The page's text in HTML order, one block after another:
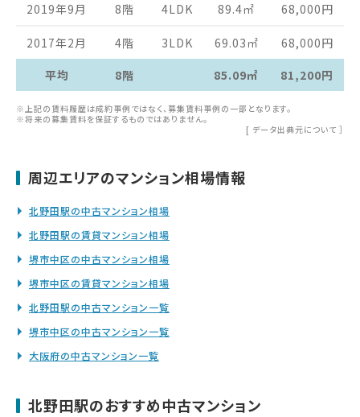
2019年9月 8階 4LDK 89.4㎡ 68,000円
2017年2月 4階 3LDK 69.03 ㎡ 68,000円
平均
8階 85.09㎡ 81,200円
※上記の賃料履歴は成約事例ではなく、募集賃料事例の一部となります。
※将来の募集賃料を保証するものではありません。
[ データ出典元について ］
周辺エリアのマンション相場情報
北野田駅の中古マンション相場
北野田駅の賃貸マンション相場
堺市中区の中古マンション相場
堺市中区の賃貸マンション相場
北野田駅の中古マンション一覧
堺市中区の中古マンション一覧
大阪府の中古マンション一覧
北野田駅のおすすめ中古マンション